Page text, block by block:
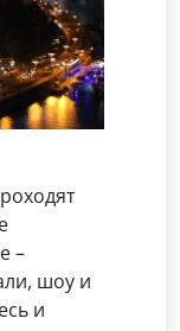
«На службе
образцы